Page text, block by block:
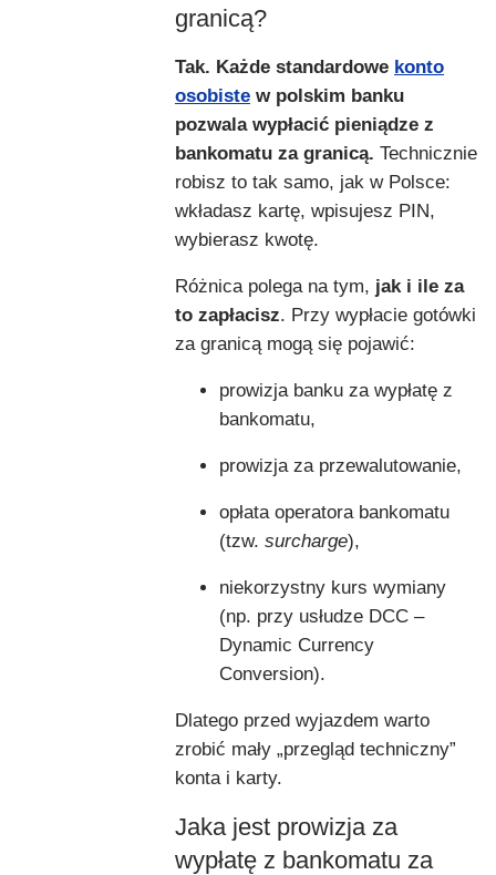
granicą?
Tak. Każde standardowe konto
osobiste w polskim banku
pozwala wypłacić pieniądze z
bankomatu za granicą. Technicznie
robisz to tak samo, jak w Polsce:
wkładasz kartę, wpisujesz PIN,
wybierasz kwotę.
Różnica polega na tym, jak i ile za
to zapłacisz. Przy wypłacie gotówki
za granicą mogą się pojawić:
prowizja banku za wypłatę z
bankomatu,
prowizja za przewalutowanie,
opłata operatora bankomatu
(tzw. surcharge),
niekorzystny kurs wymiany
(np. przy usłudze DCC –
Dynamic Currency
Conversion).
Dlatego przed wyjazdem warto
zrobić mały „przegląd techniczny”
konta i karty.
Jaka jest prowizja za
wypłatę z bankomatu za